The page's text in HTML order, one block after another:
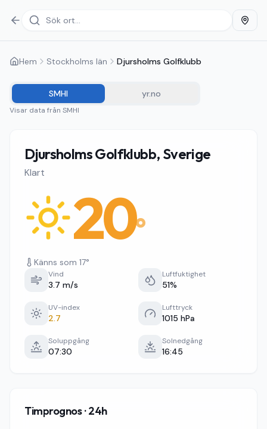
Hem Stockholms län Djursholms Golfklubb
SMHI yr.no
Visar data från SMHI
Djursholms Golfklubb, Sverige
Klart
20°
Känns som 17°
Vind
3.7 m/s
Luftfuktighet
51%
UV-index
2.7
Lufttryck
1015 hPa
Soluppgång
07:30
Solnedgång
16:45
Timprognos · 24h